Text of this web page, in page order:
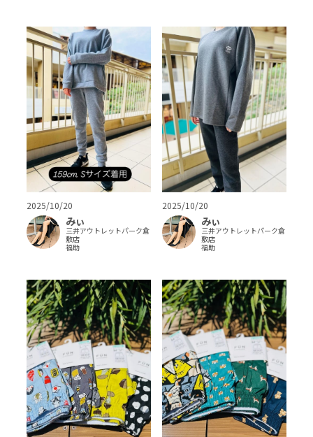
2025/10/20
みぃ
三井アウトレットパーク倉
敷店
福助
2025/10/20
みぃ
三井アウトレットパーク倉
敷店
福助